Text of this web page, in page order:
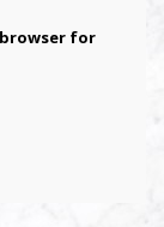
browser for